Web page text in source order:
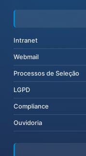
Intranet
Webmail
Processos de Seleção
LGPD
Compliance
Ouvidoria